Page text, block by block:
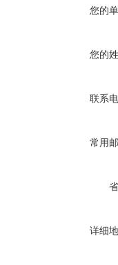
您的
您的
联系
常用
详细